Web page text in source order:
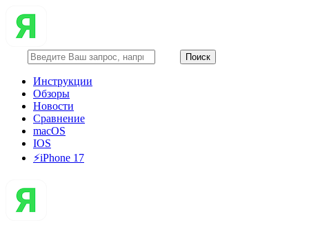
Инструкции
Обзоры
Новости
Сравнение
macOS
IOS
⚡️iPhone 17